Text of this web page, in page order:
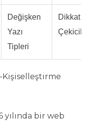
Değişken
Yazı
Tipleri
Dikkat
Çekicilik
Kişiselleştirme
yılında bir web